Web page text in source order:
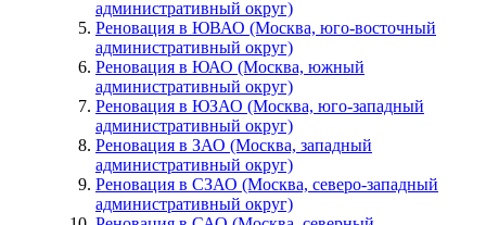
административный округ)
Реновация в ЮВАО (Москва, юго-восточный
административный округ)
Реновация в ЮАО (Москва, южный
административный округ)
Реновация в ЮЗАО (Москва, юго-западный
административный округ)
Реновация в ЗАО (Москва, западный
административный округ)
Реновация в СЗАО (Москва, северо-западный
административный округ)